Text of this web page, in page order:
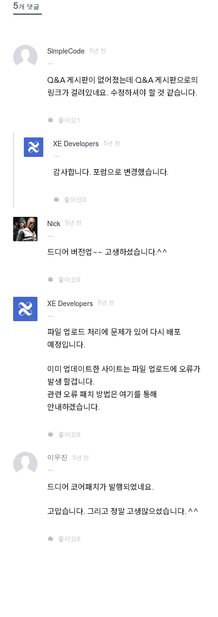
5개 댓글
SimpleCode 5년 전
Q&A 게시판이 없어졌는데 Q&A 게시판으로의
링크가 걸려있네요. 수정하셔야 할 것 같습니다.
좋아요1
XE Developers 5년 전
감사합니다. 포럼으로 변경했습니다.
좋아요0
Nick 5년 전
드디어 버전업~~ 고생하셨습니다.^^
좋아요0
XE Developers 5년 전
파일 업로드 처리에 문제가 있어 다시 배포
예정입니다.
이미 업데이트한 사이트는 파일 업로드에 오류가
발생 할겁니다.
관련 오류 패치 방법은 여기를 통해
안내하겠습니다.
좋아요0
이우진 5년 전
드디어 코어패치가 발행되었네요.
고맙습니다. 그리고 정말 고생많으셨습니다. ^^
좋아요0